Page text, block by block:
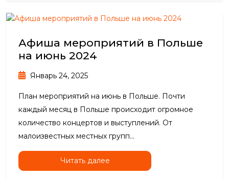
Афиша мероприятий в Польше
на июнь 2024
Январь 24, 2025
План мероприятий на июнь в Польше. Почти
каждый месяц в Польше происходит огромное
количество концертов и выступлений. От
малоизвестных местных групп...
Читать далее